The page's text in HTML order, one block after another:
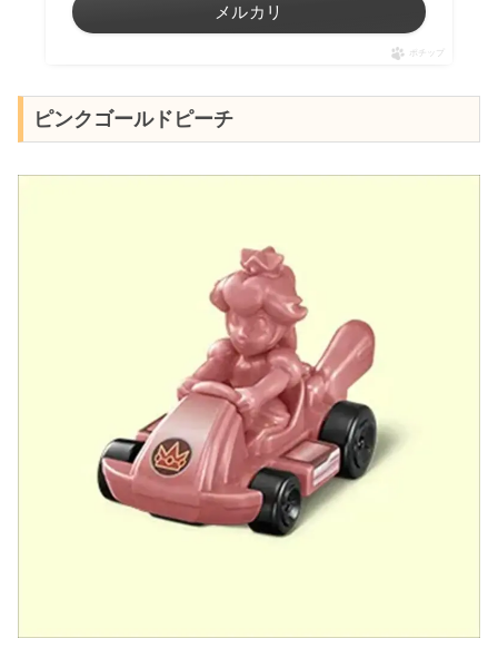
メルカリ
ポチップ
ピンクゴールドピーチ